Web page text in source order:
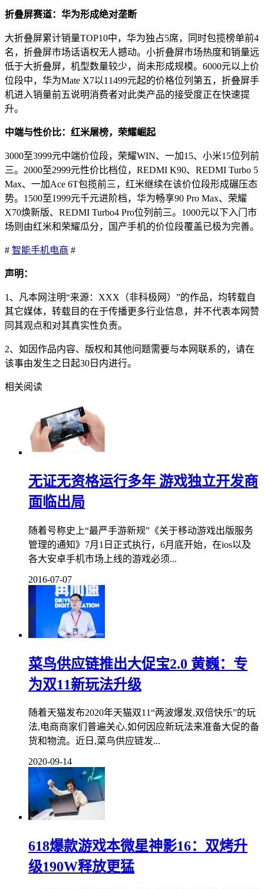
折叠屏赛道：华为形成绝对垄断
大折叠屏累计销量TOP10中，华为独占5席，同时包揽榜单前4
名，折叠屏市场话语权无人撼动。小折叠屏市场热度和销量远
低于大折叠屏，机型数量较少，尚未形成规模。6000元以上价
位段中，华为Mate X7以11499元起的价格位列第五，折叠屏手
机进入销量前五说明消费者对此类产品的接受度正在快速提
升。
中端与性价比：红米屠榜，荣耀崛起
3000至3999元中端价位段，荣耀WIN、一加15、小米15位列前
三。2000至2999元性价比档位，REDMI K90、REDMI Turbo 5
Max、一加Ace 6T包揽前三，红米继续在该价位段形成碾压态
势。1500至1999元千元进阶档，华为畅享90 Pro Max、荣耀
X70焕新版、REDMI Turbo4 Pro位列前三。1000元以下入门市
场则由红米和荣耀瓜分，国产手机的价位段覆盖已极为完善。
# 智能手机电商 #
声明：
1、凡本网注明“来源：XXX（非科极网）”的作品，均转载自
其它媒体，转载目的在于传播更多行业信息，并不代表本网赞
同其观点和对其真实性负责。
2、如因作品内容、版权和其他问题需要与本网联系的，请在
该事由发生之日起30日内进行。
相关阅读
无证无资格运行多年 游戏独立开发商
面临出局
随着号称史上“最严手游新规”《关于移动游戏出版服务
管理的通知》7月1日正式执行，6月底开始，在ios以及
各大安卓手机市场上线的游戏必须...
2016-07-07
菜鸟供应链推出大促宝2.0 黄巍：专
为双11新玩法升级
随着天猫发布2020年天猫双11“两波爆发,双倍快乐”的玩
法,电商商家们普遍关心,如何因应新玩法来准备大促的备
货和物流。近日,菜鸟供应链发...
2020-09-14
618爆款游戏本微星神影16：双烤升
级190W释放更猛